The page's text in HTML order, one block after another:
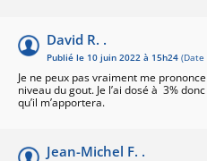
David R. .
Publié le 10 juin 2022 à 15h24 (Date
Je ne peux pas vraiment me
niveau du gout. Je l’ai dosé à 3%
qu’il m’apportera.
Jean-Michel F. .